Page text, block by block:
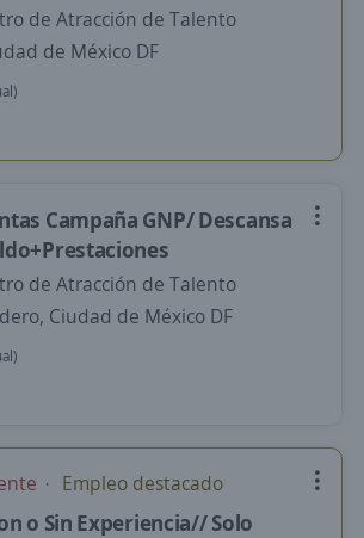
de Atracción de Talento
de México DF
Campaña GNP/ Descansa
de Atracción de Talento
Ciudad de México DF
Empleo destacado
o Sin Experiencia// Solo